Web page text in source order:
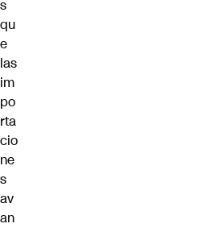
s
qu
e
las
im
po
rta
cio
ne
s
av
an